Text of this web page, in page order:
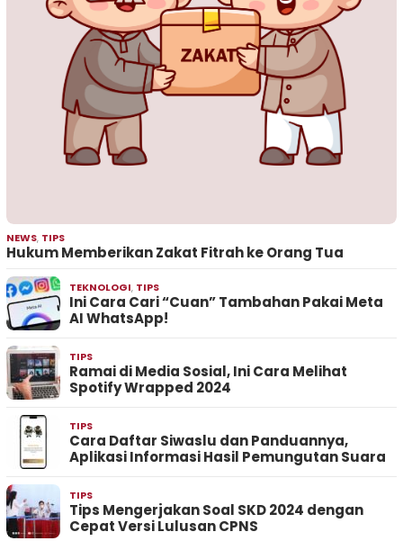
NEWS, TIPS
Hukum Memberikan Zakat Fitrah ke Orang Tua
TEKNOLOGI, TIPS
Ini Cara Cari “Cuan” Tambahan Pakai Meta
AI WhatsApp!
TIPS
Ramai di Media Sosial, Ini Cara Melihat
Spotify Wrapped 2024
TIPS
Cara Daftar Siwaslu dan Panduannya,
Aplikasi Informasi Hasil Pemungutan Suara
TIPS
Tips Mengerjakan Soal SKD 2024 dengan
Cepat Versi Lulusan CPNS